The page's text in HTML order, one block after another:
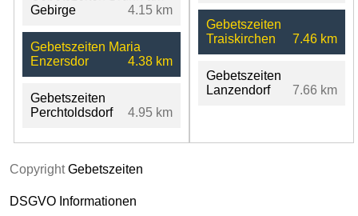
Gebirge
4.15 km
Gebetszeiten Maria
Enzersdor
4.38 km
Gebetszeiten
Perchtoldsdorf
4.95 km
Gebetszeiten
Traiskirchen
7.46 km
Gebetszeiten
Lanzendorf
7.66 km
CopyrightGebetszeiten
DSGVO Informationen